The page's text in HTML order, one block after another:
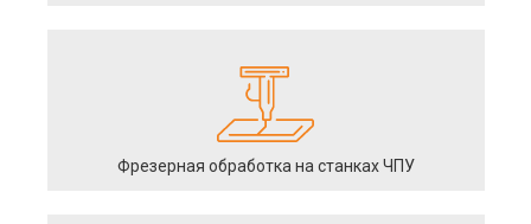
Фрезерная обработка на станках ЧПУ